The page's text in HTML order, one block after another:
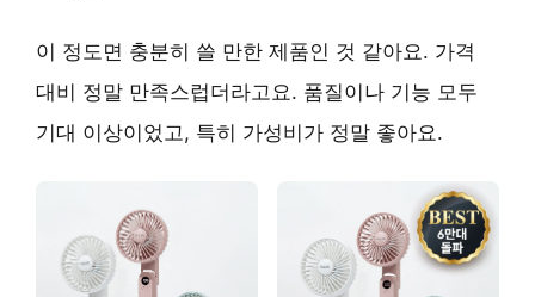
이 정도면 충분히 쓸 만한 제품인 것 같아요. 가격
대비 정말 만족스럽더라고요. 품질이나 기능 모두
기대 이상이었고, 특히 가성비가 정말 좋아요.